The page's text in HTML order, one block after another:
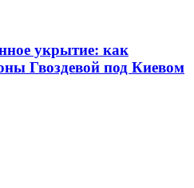
укрытие: как
Гвоздевой под Киевом